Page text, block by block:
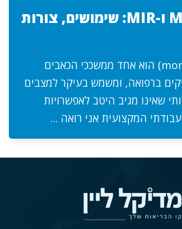
מורפין MCR ו-MIR: שימושים, צורות
מורפין (morphine) הוא אחד ממשככי הכאבים
ברפואה, ומשמש בעיקר למצבים
שאינו מגיב היטב לאפשרויות
המקצועית אני רואה ...